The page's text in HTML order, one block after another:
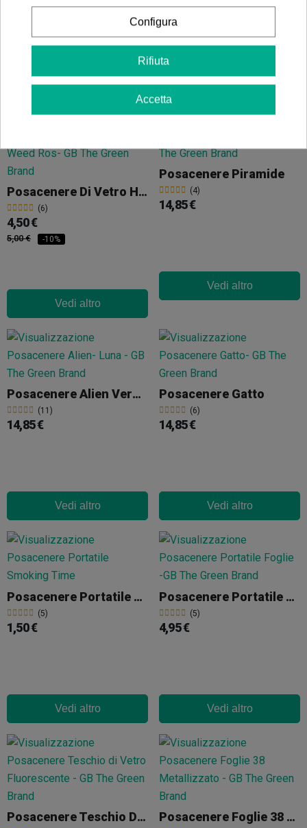
Vedi altro
11,56 €
Vedi altro
Posacenere Di Vetro Hall Of Weed Rosa
(6)
4,50 €
5,00 € -10%
Vedi altro
Posacenere Piramide
(4)
14,85 €
Vedi altro
Posacenere Alien Verde Sulla Luna
(11)
14,85 €
Vedi altro
Posacenere Gatto
(6)
14,85 €
Vedi altro
Posacenere Portatile Smoking Time
(5)
1,50 €
Vedi altro
Posacenere Portatile Foglie
(5)
4,95 €
Vedi altro
Posacenere Teschio Di Vetro Fluorescente Posacenere Foglie 38 Metallizzato
Configura
Rifiuta
Accetta